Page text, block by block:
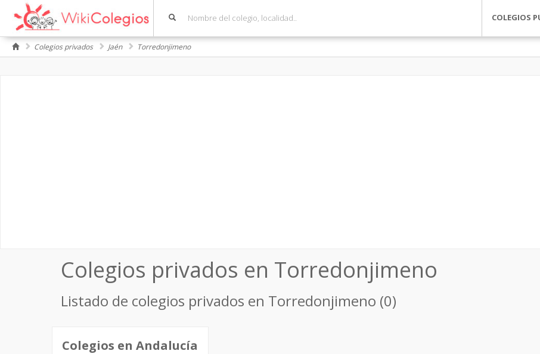
COLEGIOS
Colegios privados Jaén Torredonjimeno
Colegios privados en Torredonjimeno
Listado de colegios privados en Torredonjimeno (0)
Colegios en Andalucía